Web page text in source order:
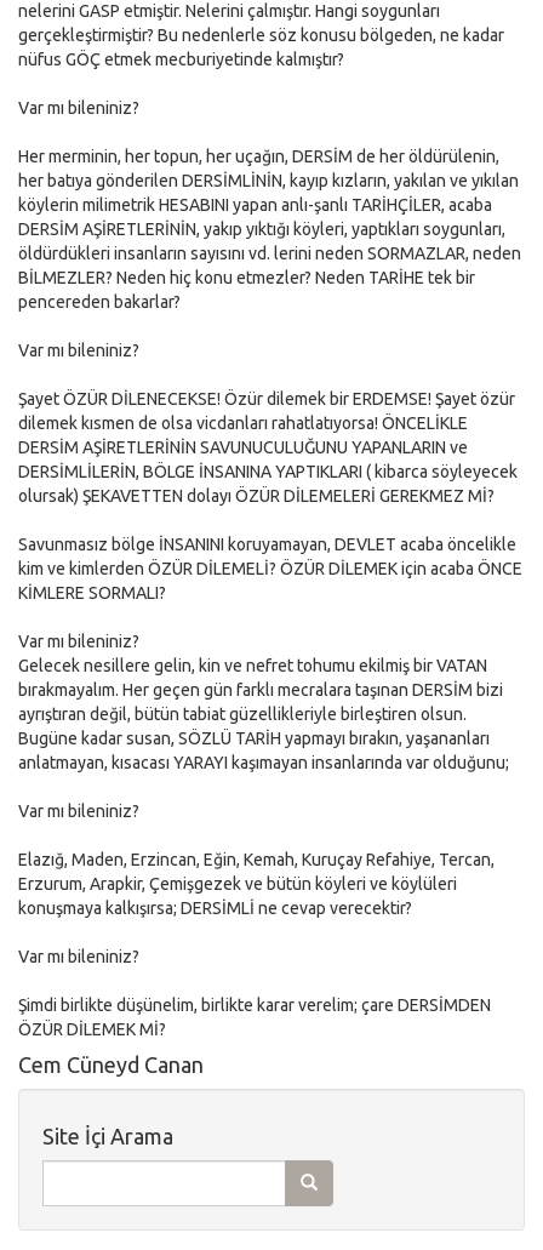
nelerini GASP etmiştir. Nelerini çalmıştır. Hangi soygunları
gerçekleştirmiştir? Bu nedenlerle söz konusu bölgeden, ne kadar
nüfus GÖÇ etmek mecburiyetinde kalmıştır?
Var mı bileniniz?
Her merminin, her topun, her uçağın, DERSİM de her öldürülenin,
her batıya gönderilen DERSİMLİNİN, kayıp kızların, yakılan ve yıkılan
köylerin milimetrik HESABINI yapan anlı-şanlı TARİHÇİLER, acaba
DERSİM AŞİRETLERİNİN, yakıp yıktığı köyleri, yaptıkları soygunları,
öldürdükleri insanların sayısını vd. lerini neden SORMAZLAR, neden
BİLMEZLER? Neden hiç konu etmezler? Neden TARİHE tek bir
pencereden bakarlar?
Var mı bileniniz?
Şayet ÖZÜR DİLENECEKSE! Özür dilemek bir ERDEMSE! Şayet özür
dilemek kısmen de olsa vicdanları rahatlatıyorsa! ÖNCELİKLE
DERSİM AŞİRETLERİNİN SAVUNUCULUĞUNU YAPANLARIN ve
DERSİMLİLERİN, BÖLGE İNSANINA YAPTIKLARI ( kibarca söyleyecek
olursak) ŞEKAVETTEN dolayı ÖZÜR DİLEMELERİ GEREKMEZ Mİ?
Savunmasız bölge İNSANINI koruyamayan, DEVLET acaba öncelikle
kim ve kimlerden ÖZÜR DİLEMELİ? ÖZÜR DİLEMEK için acaba ÖNCE
KİMLERE SORMALI?
Var mı bileniniz?
Gelecek nesillere gelin, kin ve nefret tohumu ekilmiş bir VATAN
bırakmayalım. Her geçen gün farklı mecralara taşınan DERSİM bizi
ayrıştıran değil, bütün tabiat güzellikleriyle birleştiren olsun.
Bugüne kadar susan, SÖZLÜ TARİH yapmayı bırakın, yaşananları
anlatmayan, kısacası YARAYI kaşımayan insanlarında var olduğunu;
Var mı bileniniz?
Elazığ, Maden, Erzincan, Eğin, Kemah, Kuruçay Refahiye, Tercan,
Erzurum, Arapkir, Çemişgezek ve bütün köyleri ve köylüleri
konuşmaya kalkışırsa; DERSİMLİ ne cevap verecektir?
Var mı bileniniz?
Şimdi birlikte düşünelim, birlikte karar verelim; çare DERSİMDEN
ÖZÜR DİLEMEK Mİ?
Cem Cüneyd Canan
Site İçi Arama